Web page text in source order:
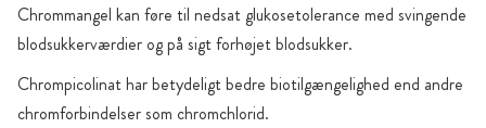
Chrommangel kan føre til nedsat glukosetolerance med svingende
blodsukkerværdier og på sigt forhøjet blodsukker.
Chrompicolinat har betydeligt bedre biotilgængelighed end andre
chromforbindelser som chromchlorid.